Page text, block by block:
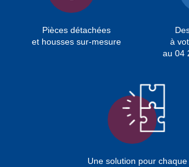
Pièces détachées
et housses sur-mesure
à
au 04
Une solution pour chaque